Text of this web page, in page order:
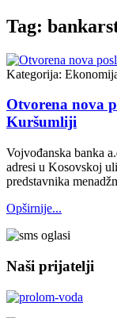
Tag:
Kategorija:
Otvorena nova
Kuršumliji
Vojvođanska banka
adresi u Kosovskoj
predstavnika
Opširnije...
Naši prijatelji